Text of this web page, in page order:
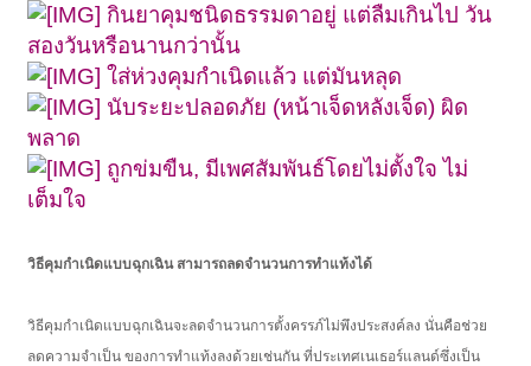
กินยาคุมชนิดธรรมดาอยู่ แต่ลืมเกินไป วัน
สองวันหรือนานกว่านั้น
ใส่ห่วงคุมกำเนิดแล้ว แต่มันหลุด
นับระยะปลอดภัย (หน้าเจ็ดหลังเจ็ด) ผิด
พลาด
ถูกข่มขืน, มีเพศสัมพันธ์โดยไม่ตั้งใจ ไม่
เต็มใจ
วิธีคุมกำเนิดแบบฉุกเฉิน สามารถลดจำนวนการทำแท้งได้
วิธีคุมกำเนิดแบบฉุกเฉินจะลดจำนวนการตั้งครรภ์ไม่พึงประสงค์ลง นั่นคือช่วย
ลดความจำเป็น ของการทำแท้งลงด้วยเช่นกัน ที่ประเทศเนเธอร์แลนด์ซึ่งเป็น